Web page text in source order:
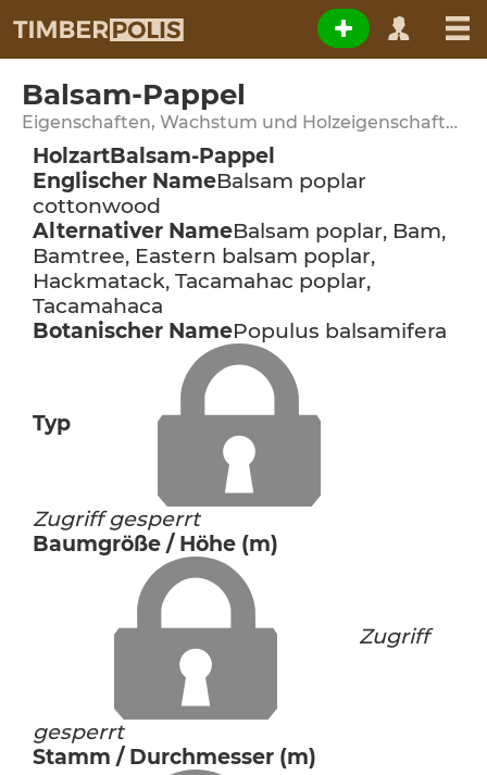
Balsam-Pappel
Eigenschaften, Wachstum und Holzeigenschaften
HolzartBalsam-Pappel
Englischer NameBalsam poplar
cottonwood
Alternativer NameBalsam poplar, Bam,
Bamtree, Eastern balsam poplar,
Hackmatack, Tacamahac poplar,
Tacamahaca
Botanischer NamePopulus balsamifera
Typ
Zugriff gesperrt
Baumgröße / Höhe (m)
Zugriff
gesperrt
Stamm / Durchmesser (m)